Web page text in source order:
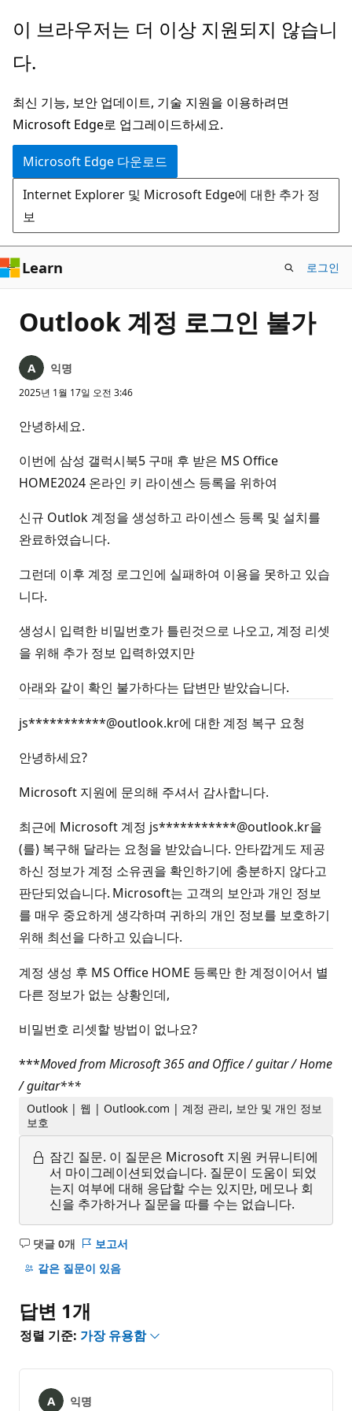
주
콘
츠
로
건
너
뛰
기
이 브라우저는 더 이상 지원되지 않습니
다.
최신 기능, 보안 업데이트, 기술 지원을 이용하려면
Microsoft Edge로 업그레이드하세요.
Microsoft Edge 다운로드
Internet Explorer 및 Microsoft Edge에 대한 추가 정
보
Learn 로그인
Outlook 계정 로그인 불가
익명
2025년 1월 17일 오전 3:46
안녕하세요.
이번에 삼성 갤럭시북5 구매 후 받은 MS Office
HOME2024 온라인 키 라이센스 등록을 위하여
신규 Outlok 계정을 생성하고 라이센스 등록 및 설치를
완료하였습니다.
그런데 이후 계정 로그인에 실패하여 이용을 못하고 있습
니다.
생성시 입력한 비밀번호가 틀린것으로 나오고, 계정 리셋
을 위해 추가 정보 입력하였지만
아래와 같이 확인 불가하다는 답변만 받았습니다.
js***********@outlook.kr에 대한 계정 복구 요청
안녕하세요?
Microsoft 지원에 문의해 주셔서 감사합니다.
최근에 Microsoft 계정 js***********@outlook.kr을
(를) 복구해 달라는 요청을 받았습니다. 안타깝게도 제공
하신 정보가 계정 소유권을 확인하기에 충분하지 않다고
판단되었습니다. Microsoft는 고객의 보안과 개인 정보
를 매우 중요하게 생각하며 귀하의 개인 정보를 보호하기
위해 최선을 다하고 있습니다.
계정 생성 후 MS Office HOME 등록만 한 계정이어서 별
다른 정보가 없는 상황인데,
비밀번호 리셋할 방법이 없나요?
***Moved from Microsoft 365 and Office / guitar / Home
/ guitar***
Outlook | 웹 | Outlook.com | 계정 관리, 보안 및 개인 정보
보호
잠긴 질문. 이 질문은 Microsoft 지원 커뮤니티에
서 마이그레이션되었습니다. 질문이 도움이 되었
는지 여부에 대해 응답할 수는 있지만, 메모나 회
신을 추가하거나 질문을 따를 수는 없습니다.
댓글 0개
설
명
음
보고서
같은 질문이 있음
답변 1개
정렬 기준: 가장 유용함
익명